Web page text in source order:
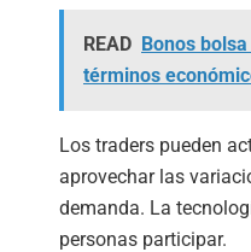
READ Bonos
términos
Los traders pueden
aprovechar las
demanda. La
personas participar.